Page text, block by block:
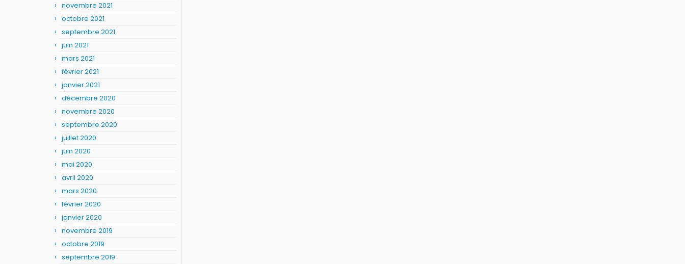
novembre 2021
octobre 2021
septembre 2021
juin 2021
mars 2021
février 2021
janvier 2021
décembre 2020
novembre 2020
septembre 2020
juillet 2020
juin 2020
mai 2020
avril 2020
mars 2020
février 2020
janvier 2020
novembre 2019
octobre 2019
septembre 2019